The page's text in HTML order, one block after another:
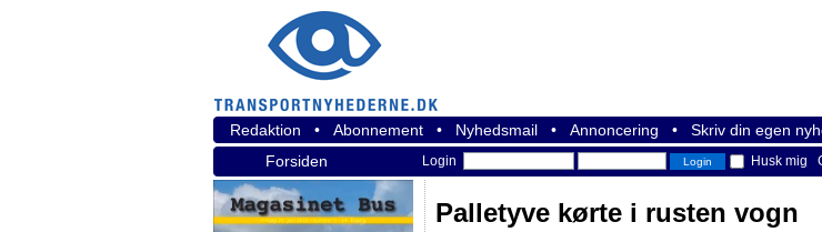
Redaktion • Abonnement • Nyhedsmail • Annoncering • Skriv din egen
Forsiden
Login Husk mig
Palletyve kørte i rusten vogn